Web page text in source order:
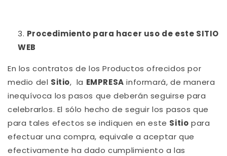
Procedimiento para hacer uso de este SITIO
WEB
En los contratos de los Productos ofrecidos por
medio del Sitio, la EMPRESA informará, de manera
inequívoca los pasos que deberán seguirse para
celebrarlos. El sólo hecho de seguir los pasos que
para tales efectos se indiquen en este Sitio para
efectuar una compra, equivale a aceptar que
efectivamente ha dado cumplimiento a las